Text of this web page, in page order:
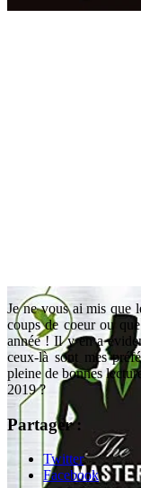
Je ne vous ai mis que
coups de coeur ou
année ! Il y en a
ceux-là sont mes
pleine de bonnes
2019 ?
Partager :
Twitter
Facebook